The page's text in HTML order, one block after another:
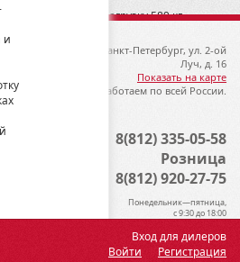
Вход для дилеров
Войти Регистрация
рабочую нагрузку 589 кг.
192019, Санкт-Петербург, ул. 2-ой
Луч, д. 16
Показать на карте
Мы работаем по всей России.
8(812) 335-05-58
Розница
8(812) 920-27-75
Понедельник—пятница,
с 9:30 до 18:00
и